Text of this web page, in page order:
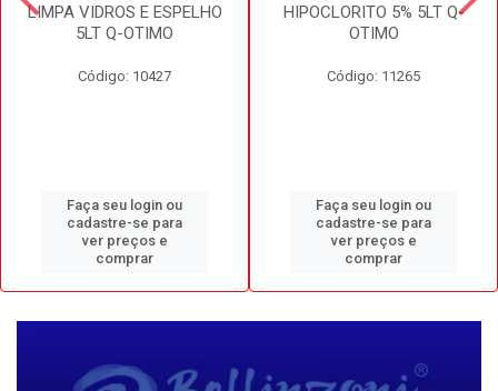
LIMPA VIDROS E ESPELHO
5LT Q-OTIMO
Código: 10427
Faça seu login ou
cadastre-se para
ver preços e
comprar
HIPOCLORITO 5% 5LT Q-
OTIMO
Código: 11265
Faça seu login ou
cadastre-se para
ver preços e
comprar